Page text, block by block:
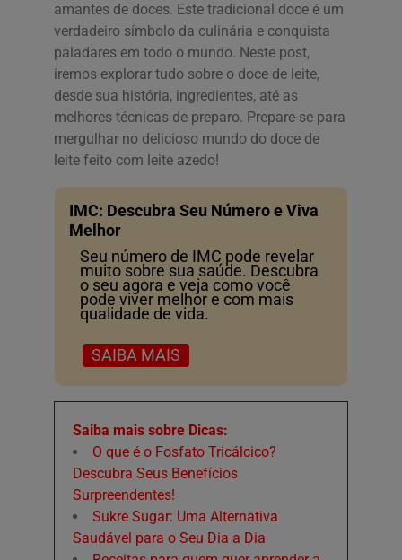
amantes de doces. Este tradicional doce é um
verdadeiro símbolo da culinária e conquista
paladares em todo o mundo. Neste post,
iremos explorar tudo sobre o doce de leite,
desde sua história, ingredientes, até as
melhores técnicas de preparo. Prepare-se para
mergulhar no delicioso mundo do doce de
leite feito com leite azedo!
IMC: Descubra Seu Número e Viva
Melhor
Seu número de IMC pode revelar
muito sobre sua saúde. Descubra
o seu agora e veja como você
pode viver melhor e com mais
qualidade de vida.
SAIBA MAIS
Saiba mais sobre Dicas:
O que é o Fosfato Tricálcico?
Descubra Seus Benefícios
Surpreendentes!
Sukre Sugar: Uma Alternativa
Saudável para o Seu Dia a Dia